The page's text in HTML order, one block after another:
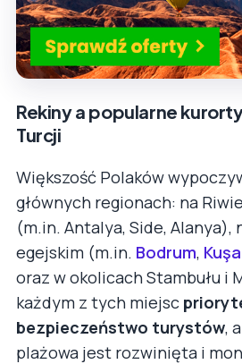
Rekiny a popularne
Turcji
Większość Polaków
głównych regionach: na
(m.in. Antalya, Side, Alanya),
egejskim (m.in. Bodrum,
oraz w okolicach Stambułu i
każdym z tych miejsc
bezpieczeństwo turystów,
plażowa jest rozwinięta i